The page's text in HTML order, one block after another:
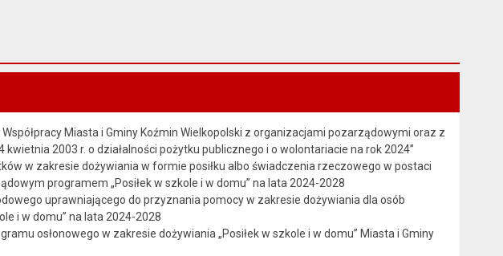
Miasta i Gminy Koźmin Wielkopolski z organizacjami pozarządowymi oraz z
2003 r. o działalności pożytku publicznego i o wolontariacie na rok 2024”
w zakresie dożywiania w formie posiłku albo świadczenia rzeczowego w postaci
programem „Posiłek w szkole i w domu” na lata 2024-2028
uprawniającego do przyznania pomocy w zakresie dożywiania dla osób
i w domu” na lata 2024-2028
osłonowego w zakresie dożywiania „Posiłek w szkole i w domu” Miasta i Gminy